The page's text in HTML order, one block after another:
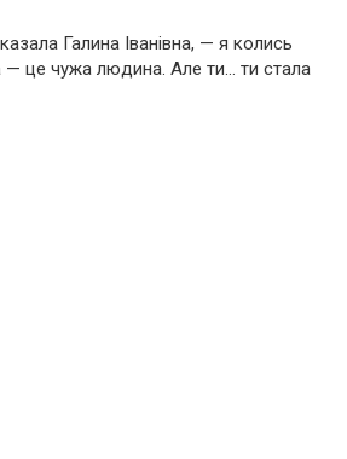
Галина Іванівна, — я колись
— це чужа людина. Але ти… ти стала